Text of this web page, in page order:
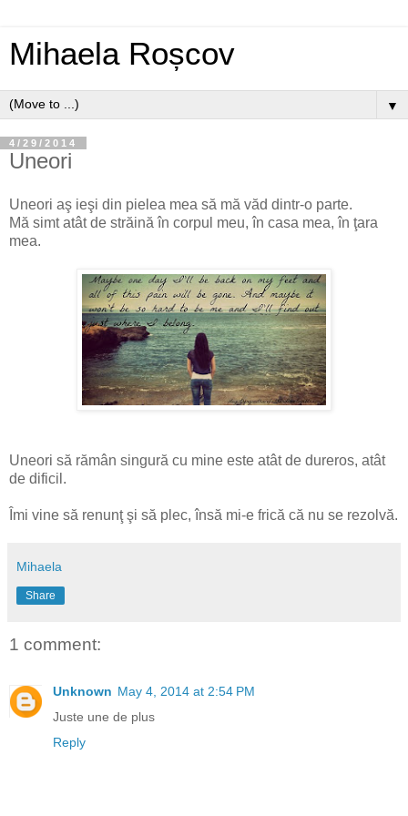
Mihaela Roșcov
▼
4/29/2014
Uneori
Uneori aş ieşi din pielea mea să mă văd dintr-o parte.
Mă simt atât de străină în corpul meu, în casa mea, în ţara
mea.
Uneori să rămân singură cu mine este atât de dureros, atât
de dificil.
Îmi vine să renunţ şi să plec, însă mi-e frică că nu se rezolvă.
Mihaela
Share
1 comment:
Unknown May 4, 2014 at 2:54 PM
Juste une de plus
Reply